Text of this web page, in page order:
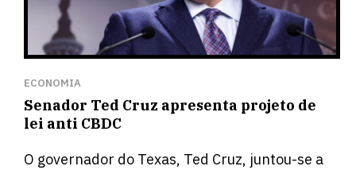
ECONOMIA
Senador Ted Cruz apresenta projeto de
lei anti CBDC
O governador do Texas, Ted Cruz, juntou-se a